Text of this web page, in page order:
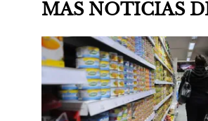
MAS NOTICIAS